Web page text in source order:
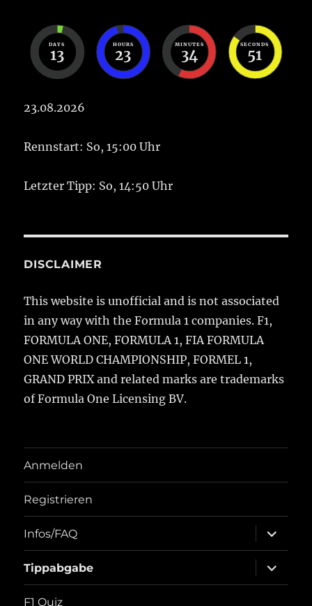
DAYS
13
HOURS
23
MINUTES
34
SECONDS
51
23.08.2026
Rennstart: So, 15:00 Uhr
Letzter Tipp: So, 14:50 Uhr
DISCLAIMER
This website is unofficial and is not associated
in any way with the Formula 1 companies. F1,
FORMULA ONE, FORMULA 1, FIA FORMULA
ONE WORLD CHAMPIONSHIP, FORMEL 1,
GRAND PRIX and related marks are trademarks
of Formula One Licensing BV.
Anmelden
Registrieren
Infos/FAQ
öffnen
Tippabgabe
öffnen
F1 Quiz